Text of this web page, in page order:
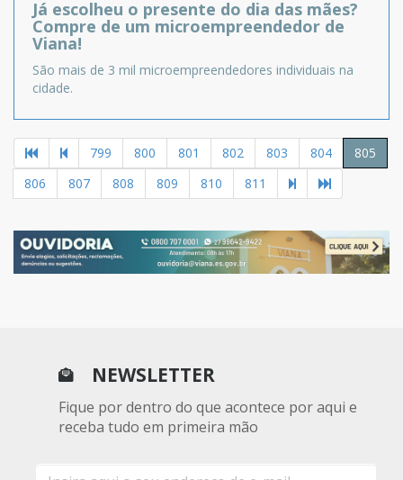
Já escolheu o presente do dia das mães?
Compre de um microempreendedor de
Viana!
São mais de 3 mil microempreendedores individuais na
cidade.
799 800 801 802 803 804
805
806
807 808 809 810 811
NEWSLETTER
Fique por dentro do que acontece por aqui e
receba tudo em primeira mão